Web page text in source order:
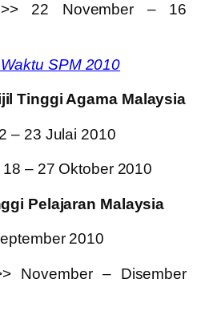
22 November – 16
SPM 2010
Tinggi Agama Malaysia
– 23 Julai 2010
– 27 Oktober 2010
Pelajaran Malaysia
2010
November – Disember